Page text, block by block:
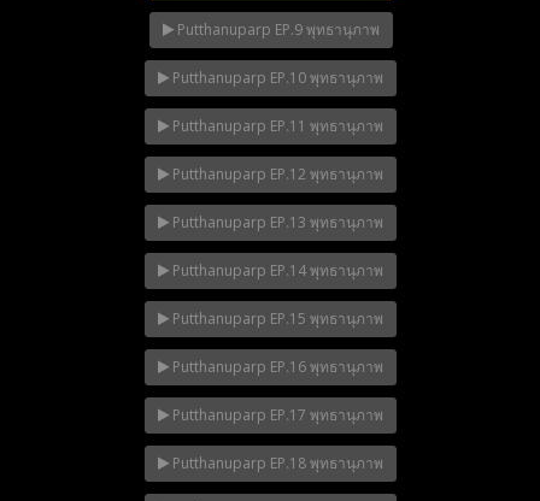
Putthanuparp EP.9 พุทธานุภาพ
Putthanuparp EP.10 พุทธานุภาพ
Putthanuparp EP.11 พุทธานุภาพ
Putthanuparp EP.12 พุทธานุภาพ
Putthanuparp EP.13 พุทธานุภาพ
Putthanuparp EP.14 พุทธานุภาพ
Putthanuparp EP.15 พุทธานุภาพ
Putthanuparp EP.16 พุทธานุภาพ
Putthanuparp EP.17 พุทธานุภาพ
Putthanuparp EP.18 พุทธานุภาพ